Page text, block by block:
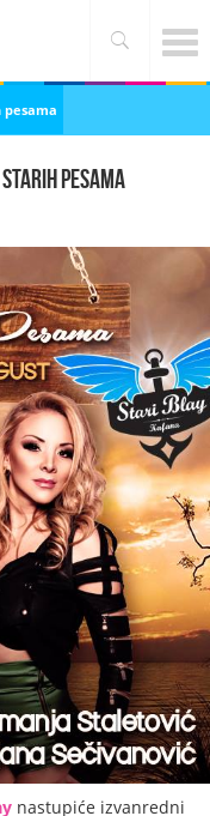
pesama
pesama
nastupiće izvanredni